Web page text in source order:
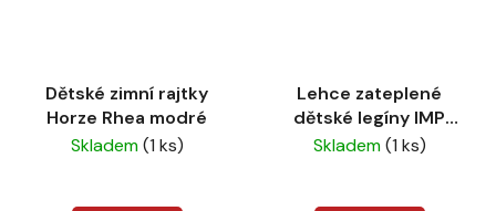
Dětské zimní rajtky
Horze Rhea modré
Skladem(1 ks)
Lehce zateplené
dětské legíny IMP
Comfi
Skladem(1 ks)